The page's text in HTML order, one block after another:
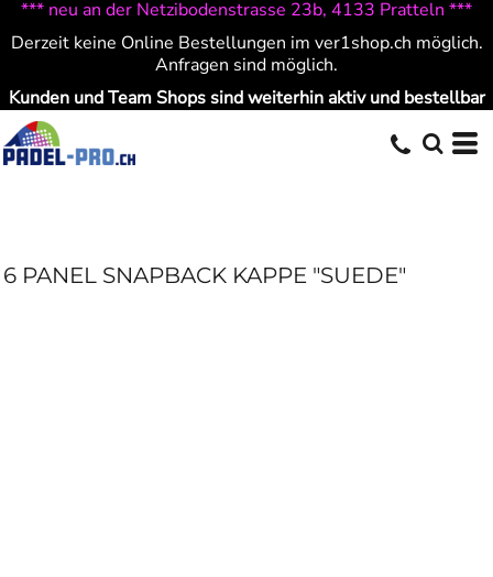
*** neu an der Netzibodenstrasse 23b, 4133 Pratteln ***
Derzeit keine Online Bestellungen im ver1shop.ch möglich.
Anfragen sind möglich.
Kunden und Team Shops sind weiterhin aktiv und bestellbar
6 PANEL SNAPBACK KAPPE "SUEDE"